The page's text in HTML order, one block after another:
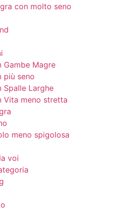
con molto seno
Gambe Magre
più seno
Spalle Larghe
Vita meno stretta
meno spigolosa
voi